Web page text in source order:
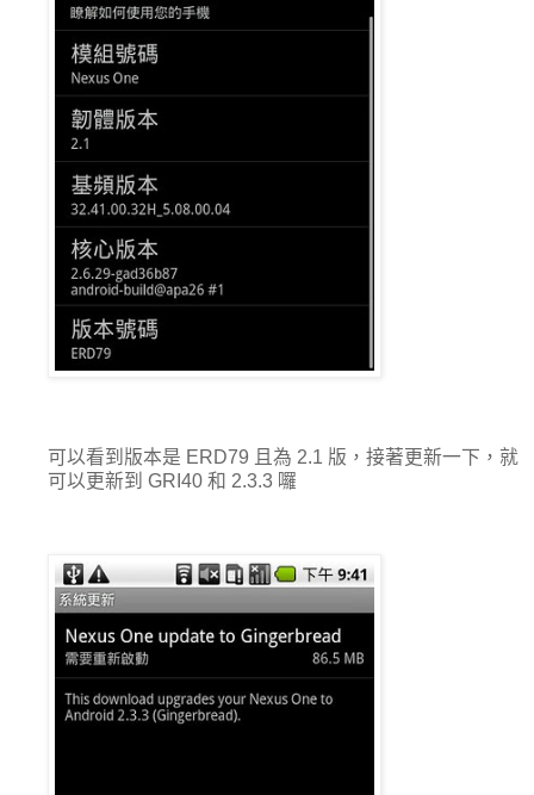
可以看到版本是 ERD79 且為 2.1 版，接著更新一下，就
可以更新到 GRI40 和 2.3.3 囉